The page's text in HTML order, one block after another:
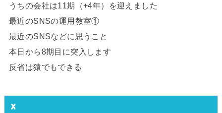
うちの会社は11期（+4年）を迎えました
最近のSNSの運用教室①
最近のSNSなどに思うこと
本日から8期目に突入します
反省は猿でもできる
X